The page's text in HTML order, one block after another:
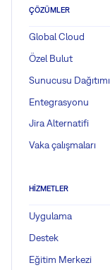
ÇÖZÜMLER
Global Cloud
Özel Bulut
Sunucusu Dağıtımı
Entegrasyonu
Jira Alternatifi
Vaka çalışmaları
HIZMETLER
Uygulama
Destek
Eğitim Merkezi